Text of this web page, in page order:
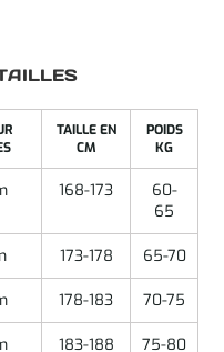
TAILLE EN
CM
POIDS
KG
168-173
60-
65
173-178 65-70
178-183 70-75
183-188 75-80